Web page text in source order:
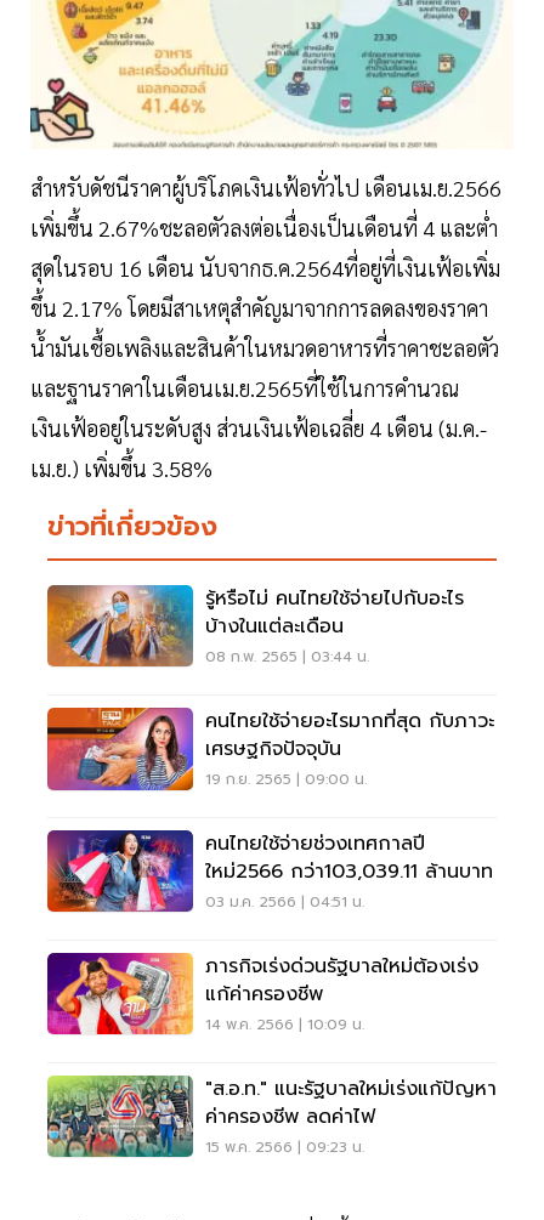
สำหรับดัชนีราคาผู้บริโภคเงินเฟ้อทั่วไป เดือนเม.ย.2566
เพิ่มขึ้น 2.67%ชะลอตัวลงต่อเนื่องเป็นเดือนที่ 4 และต่ำ
สุดในรอบ 16 เดือน นับจากธ.ค.2564ที่อยู่ที่เงินเฟ้อเพิ่ม
ขึ้น 2.17% โดยมีสาเหตุสำคัญมาจากการลดลงของราคา
น้ำมันเชื้อเพลิงและสินค้าในหมวดอาหารที่ราคาชะลอตัว
และฐานราคาในเดือนเม.ย.2565ที่ใช้ในการคำนวณ
เงินเฟ้ออยู่ในระดับสูง ส่วนเงินเฟ้อเฉลี่ย 4 เดือน (ม.ค.-
เม.ย.) เพิ่มขึ้น 3.58%
ข่าวที่เกี่ยวข้อง
รู้หรือไม่ คนไทยใช้จ่ายไปกับอะไร
บ้างในแต่ละเดือน
08 ก.พ. 2565 | 03:44 น.
คนไทยใช้จ่ายอะไรมากที่สุด กับภาวะ
เศรษฐกิจปัจจุบัน
19 ก.ย. 2565 | 09:00 น.
คนไทยใช้จ่ายช่วงเทศกาลปี
ใหม่2566 กว่า103,039.11 ล้านบาท
03 ม.ค. 2566 | 04:51 น.
ภารกิจเร่งด่วนรัฐบาลใหม่ต้องเร่ง
แก้ค่าครองชีพ
14 พ.ค. 2566 | 10:09 น.
"ส.อ.ท." แนะรัฐบาลใหม่เร่งแก้ปัญหา
ค่าครองชีพ ลดค่าไฟ
15 พ.ค. 2566 | 09:23 น.